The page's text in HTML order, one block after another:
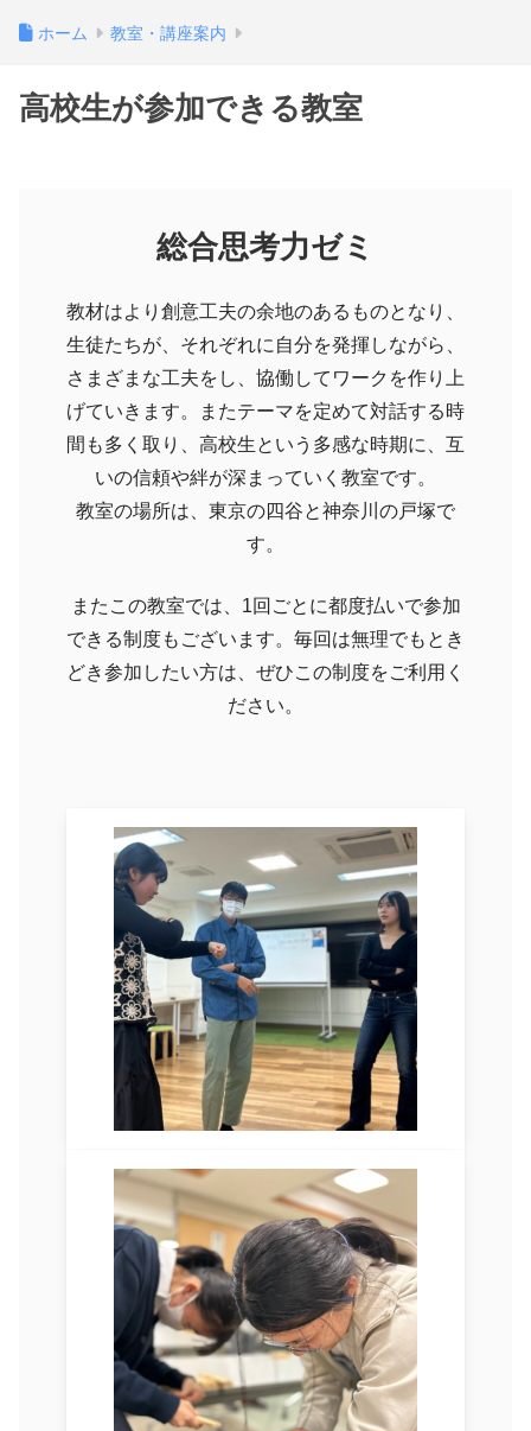
ホーム 教室・講座案内
高校生が参加できる教室
総合思考力ゼミ
教材はより創意工夫の余地のあるものとなり、
生徒たちが、それぞれに自分を発揮しながら、
さまざまな工夫をし、協働してワークを作り上
げていきます。またテーマを定めて対話する時
間も多く取り、高校生という多感な時期に、互
いの信頼や絆が深まっていく教室です。
教室の場所は、東京の四谷と神奈川の戸塚で
す。
またこの教室では、1回ごとに都度払いで参加
できる制度もございます。毎回は無理でもとき
どき参加したい方は、ぜひこの制度をご利用く
ださい。